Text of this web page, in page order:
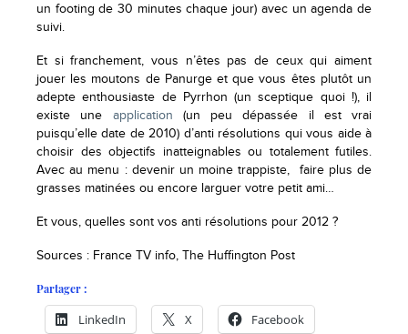
un footing de 30 minutes chaque jour) avec un agenda de
suivi.
Et si franchement, vous n’êtes pas de ceux qui aiment
jouer les moutons de Panurge et que vous êtes plutôt un
adepte enthousiaste de Pyrrhon (un sceptique quoi !), il
existe une application (un peu dépassée il est vrai
puisqu’elle date de 2010) d’anti résolutions qui vous aide à
choisir des objectifs inatteignables ou totalement futiles.
Avec au menu : devenir un moine trappiste, faire plus de
grasses matinées ou encore larguer votre petit ami…
Et vous, quelles sont vos anti résolutions pour 2012 ?
Sources : France TV info, The Huffington Post
Partager :
LinkedIn X Facebook